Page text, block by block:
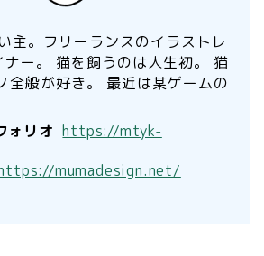
主。フリーランスのイラストレ
ナー。 猫を飼うのは人生初。 猫
全般が好き。 最近は某ゲームの
ォリオ https://mtyk-
mumadesign.net/